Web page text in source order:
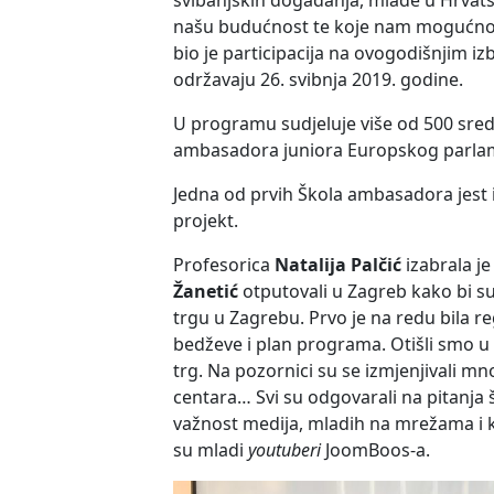
našu budućnost te koje nam
bio je participacija na ovogodišnjim
održavaju 26. svibnja 2019. godine.
U programu sudjeluje više od 500
ambasadora juniora Europskog
Jedna od prvih Škola ambasadora
projekt.
Profesorica Natalija Palčić izabrala
Žanetić otputovali u Zagreb kako bi
trgu u Zagrebu. Prvo je na redu bila
bedževe i plan programa. Otišli smo
trg. Na pozornici su se izmjenjivali
centara… Svi su odgovarali na pitanja
važnost medija, mladih na mrežama
su mladi youtuberiJoomBoos-a.